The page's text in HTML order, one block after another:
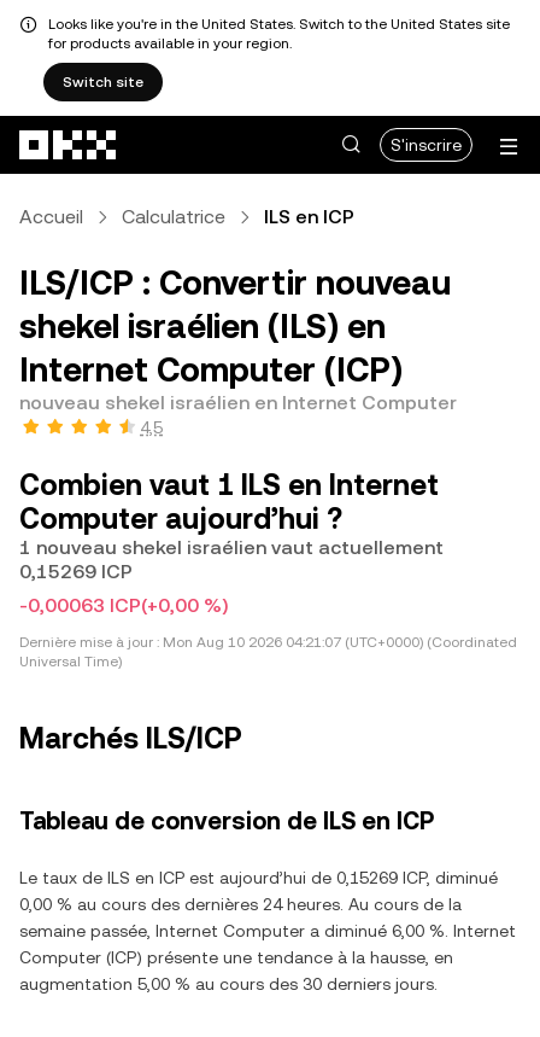
Looks like you're in the United States. Switch to the United States site
for products available in your region.
Switch site
S'inscrire
Accueil Calculatrice ILS en ICP
ILS/ICP : Convertir nouveau
shekel israélien (ILS) en
Internet Computer (ICP)
nouveau shekel israélien en Internet Computer
4,5
Combien vaut 1 ILS en Internet
Computer aujourd’hui ?
1 nouveau shekel israélien vaut actuellement
0,15269 ICP
-0,00063 ICP(+0,00 %)
Dernière mise à jour : Mon Aug 10 2026 04:21:07 (UTC+0000) (Coordinated
Universal Time)
Marchés ILS/ICP
Tableau de conversion de ILS en ICP
Le taux de ILS en ICP est aujourd’hui de 0,15269 ICP, diminué
0,00 % au cours des dernières 24 heures. Au cours de la
semaine passée, Internet Computer a diminué 6,00 %. Internet
Computer (ICP) présente une tendance à la hausse, en
augmentation 5,00 % au cours des 30 derniers jours.